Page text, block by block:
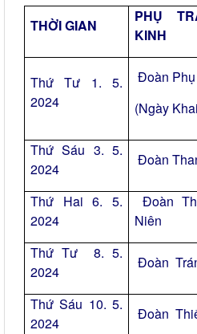
THỜI GIAN
PHỤ
KINH
Thứ Tư 1. 5.
2024
Đoàn
(Ngày
Thứ Sáu 3. 5.
2024
Đoàn
Thứ Hai 6. 5.
2024
Đoàn
Niên
Thứ Tư 8. 5.
2024
Đoàn
Thứ Sáu 10. 5.
2024
Đoàn